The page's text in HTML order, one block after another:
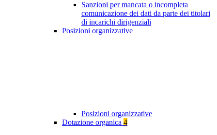
Sanzioni per mancata o incompleta
comunicazione dei dati da parte dei titolari
di incarichi dirigenziali
Posizioni organizzative
Posizioni organizzative
Dotazione organica 4